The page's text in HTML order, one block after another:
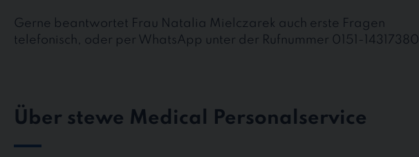
Gerne beantwortet Frau Natalia Mielczarek auch erste Fragen
telefonisch, oder per WhatsApp unter der Rufnummer 0151-14317380
Über stewe Medical Personalservice